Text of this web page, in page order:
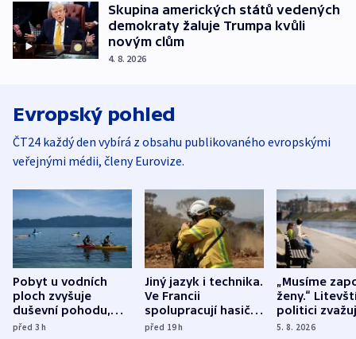
Skupina amerických států vedených
demokraty žaluje Trumpa kvůli
novým clům
4. 8. 2026
Evropský pohled
ČT24 každý den vybírá z obsahu publikovaného evropskými
veřejnými médii, členy Eurovize.
Pobyt u vodních
ploch zvyšuje
duševní pohodu,
ukázala
před 3h
Jiný jazyk i technika.
Ve Francii
spolupracují hasiči z
různých zemí
před 19h
„Musíme
ženy.“
politici
dohodu o
5. 8. 2026